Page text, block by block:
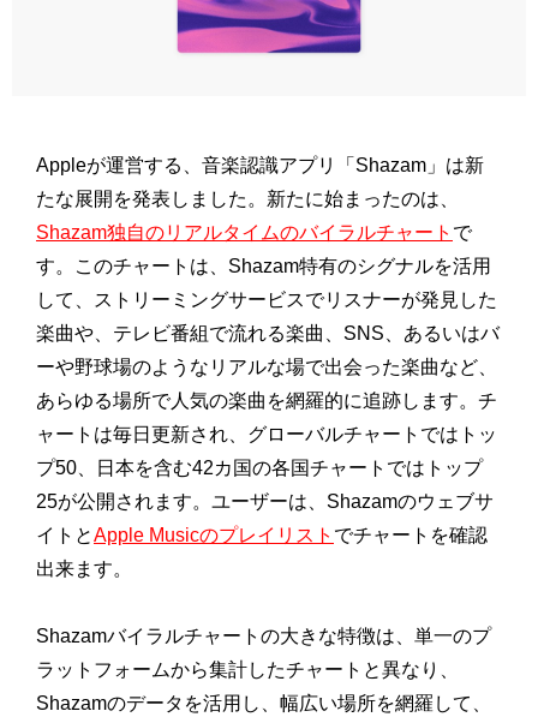
Appleが運営する、音楽認識アプリ「Shazam」は新
たな展開を発表しました。新たに始まったのは、
Shazam独自のリアルタイムのバイラルチャート で
す。このチャートは、Shazam特有のシグナルを活用
して、ストリーミングサービスでリスナーが発見した
楽曲や、テレビ番組で流れる楽曲、SNS、あるいはバ
ーや野球場のようなリアルな場で出会った楽曲など、
あらゆる場所で人気の楽曲を網羅的に追跡します。チ
ャートは毎日更新され、グローバルチャートではトッ
プ50、日本を含む42カ国の各国チャートではトップ
25が公開されます。ユーザーは、Shazamのウェブサ
イトとApple Musicのプレイリスト でチャートを確認
出来ます。
Shazamバイラルチャートの大きな特徴は、単一のプ
ラットフォームから集計したチャートと異なり、
Shazamのデータを活用し、幅広い場所を網羅して、